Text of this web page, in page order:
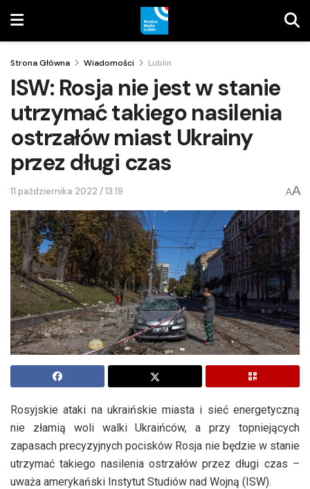
Strona Główna Wiadomości Lublin
ISW: Rosja nie jest w stanie
utrzymać takiego nasilenia
ostrzałów miast Ukrainy
przez długi czas
11 października 2022 / 13:19 AA
Rosyjskie ataki na ukraińskie miasta i sieć energetyczną
nie złamią woli walki Ukraińców, a przy topniejących
zapasach precyzyjnych pocisków Rosja nie będzie w stanie
utrzymać takiego nasilenia ostrzałów przez długi czas –
uważa amerykański Instytut Studiów nad Wojną (ISW).